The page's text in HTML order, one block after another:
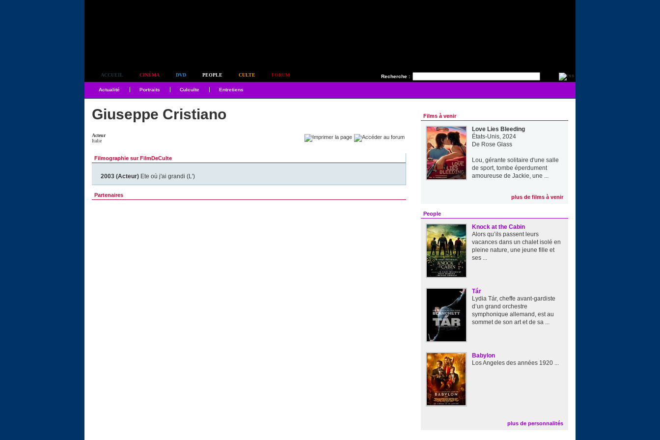
Recherche :
ACCUEIL CINÉMA DVD PEOPLE CULTE FORUM
Actualité Portraits Culculte Entretiens
Giuseppe Cristiano
Acteur
Italie
Filmographie sur FilmDeCulte
2003 (Acteur) Ete où j'ai grandi (L')
Partenaires
Films à venir
Love Lies Bleeding
États-Unis, 2024
De Rose Glass
Lou, gérante solitaire d'une salle
de sport, tombe éperdument
amoureuse de Jackie, une ...
plus de films à venir
People
Knock at the Cabin
Alors qu’ils passent leurs
vacances dans un chalet isolé en
pleine nature, une jeune fille et
ses ...
Tár
Lydia Tár, cheffe avant-gardiste
d’un grand orchestre
symphonique allemand, est au
sommet de son art et de sa ...
Babylon
Los Angeles des années 1920 ...
plus de personnalités